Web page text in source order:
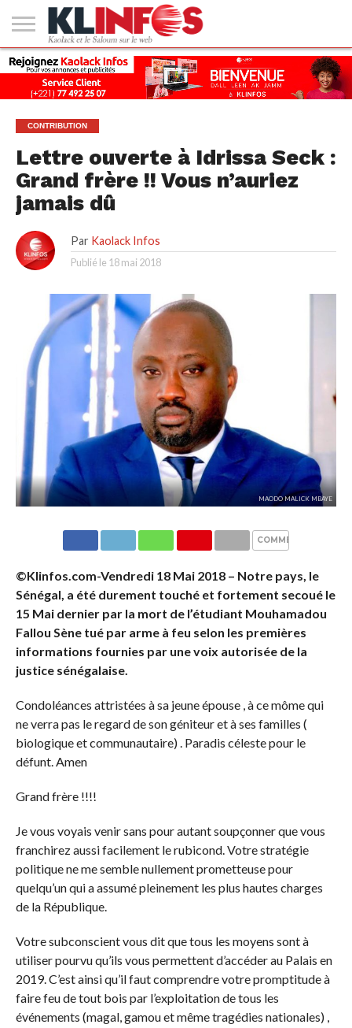
#2
(PAS
DE
TITRE)
KAOLACK
POLITIQUE
ECONOMIE
SOCIÉTÉ
CULTURE
PEOPLE
SPORT
SANTÉ
AFRIQUE
INTERNATIONAL
EMPLOI &
FORMATION
CONTRIBUTION
Lettre ouverte à Idrissa Seck :
Grand frère !! Vous n’auriez
jamais dû
Par Kaolack Infos
Publié le 18 mai 2018
MAODO MALICK MBAYE
COMMENTAIRES
©Klinfos.com-Vendredi 18 Mai 2018 – Notre pays, le
Sénégal, a été durement touché et fortement secoué le
15 Mai dernier par la mort de l’étudiant Mouhamadou
Fallou Sène tué par arme à feu selon les premières
informations fournies par une voix autorisée de la
justice sénégalaise.
Condoléances attristées à sa jeune épouse , à ce môme qui
ne verra pas le regard de son géniteur et à ses familles (
biologique et communautaire) . Paradis céleste pour le
défunt. Amen
Grand frère !!!!
Je vous voyais venir sans pour autant soupçonner que vous
franchirez aussi facilement le rubicond. Votre stratégie
politique ne me semble nullement prometteuse pour
quelqu’un qui a assumé pleinement les plus hautes charges
de la République.
Votre subconscient vous dit que tous les moyens sont à
utiliser pourvu qu’ils vous permettent d’accéder au Palais en
2019. C’est ainsi qu’il faut comprendre votre promptitude à
faire feu de tout bois par l’exploitation de tous les
événements (magal, gamou et même tragédies nationales) ,